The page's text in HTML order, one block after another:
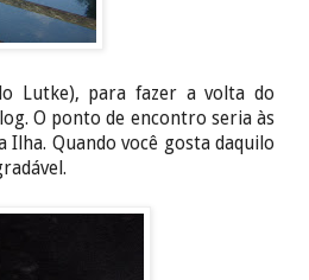
Lutke), para fazer a volta do
O ponto de encontro seria às
Ilha. Quando você gosta daquilo